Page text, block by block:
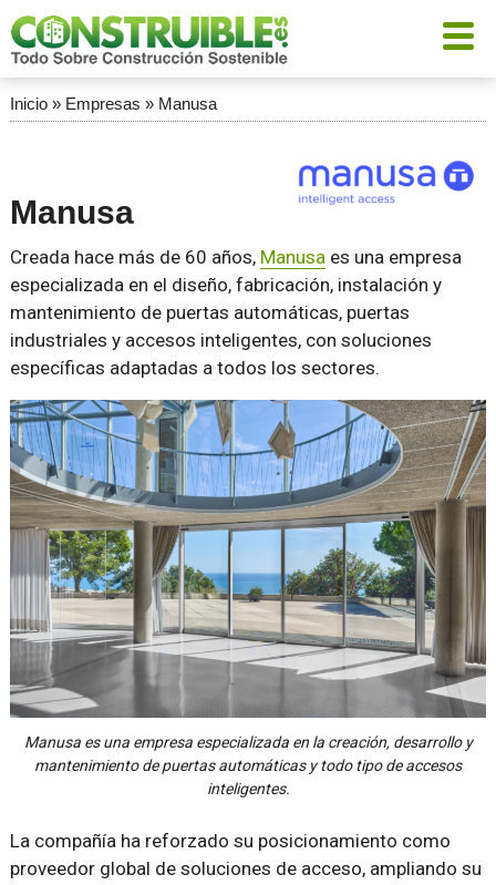
Inicio» Empresas » Manusa
Manusa
Creada hace más de 60 años, Manusaes una empresa
especializada en el diseño, fabricación, instalación y
mantenimiento de puertas automáticas, puertas
industriales y accesos inteligentes, con soluciones
específicas adaptadas a todos los sectores.
Manusa es una empresa especializada en la creación, desarrollo y
mantenimiento de puertas automáticas y todo tipo de accesos
inteligentes.
La compañía ha reforzado su posicionamiento como
proveedor global de soluciones de acceso, ampliando su